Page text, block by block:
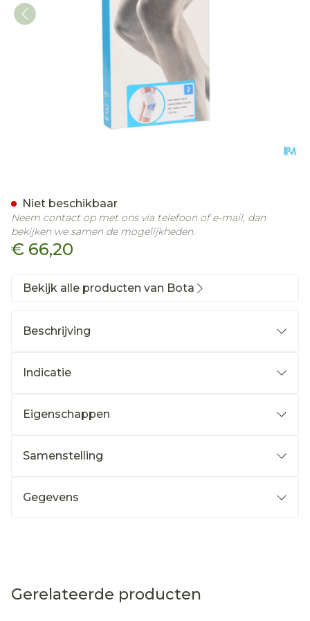
€ 66,20
Niet beschikbaar
Neem contact op met ons via telefoon of e-mail, dan
bekijken we samen de mogelijkheden.
Bekijk alle producten van Bota
Beschrijving
Indicatie
Eigenschappen
Samenstelling
Gegevens
Gerelateerde producten